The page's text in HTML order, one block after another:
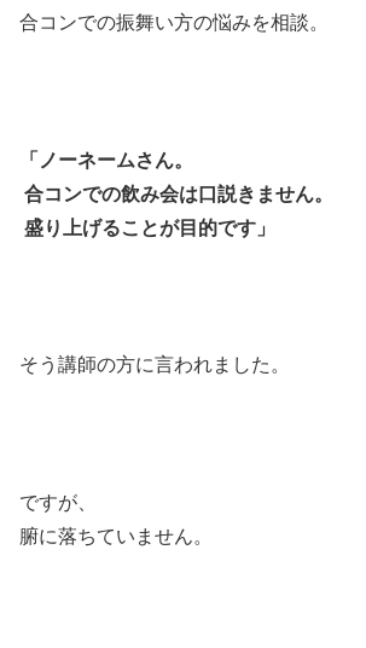
合コンでの振舞い方の悩みを相談。
「ノーネームさん。
合コンでの飲み会は口説きません。
盛り上げることが目的です」
そう講師の方に言われました。
ですが、
腑に落ちていません。